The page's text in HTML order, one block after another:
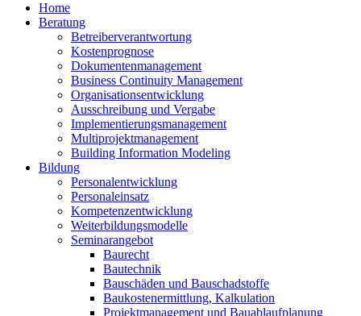
Home
Beratung
Betreiberverantwortung
Kostenprognose
Dokumentenmanagement
Business Continuity Management
Organisationsentwicklung
Ausschreibung und Vergabe
Implementierungsmanagement
Multiprojektmanagement
Building Information Modeling
Bildung
Personalentwicklung
Personaleinsatz
Kompetenzentwicklung
Weiterbildungsmodelle
Seminarangebot
Baurecht
Bautechnik
Bauschäden und Bauschadstoffe
Baukostenermittlung, Kalkulation
Projektmanagement und Bauablaufplanung